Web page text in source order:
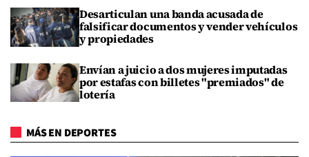
Desarticulan una banda acusada de
falsificar documentos y vender vehículos
y propiedades
Envían a juicio a dos mujeres imputadas
por estafas con billetes "premiados" de
lotería
MÁS EN DEPORTES